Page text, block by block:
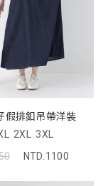
假排釦吊帶洋裝
2XL 3XL
NTD.1100